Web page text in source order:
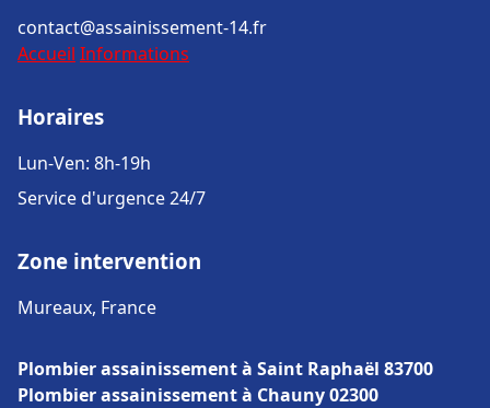
contact@assainissement-14.fr
Accueil Informations
Horaires
Lun-Ven: 8h-19h
Service d'urgence 24/7
Zone intervention
Mureaux, France
Plombier assainissement à Saint Raphaël 83700
Plombier assainissement à Chauny 02300